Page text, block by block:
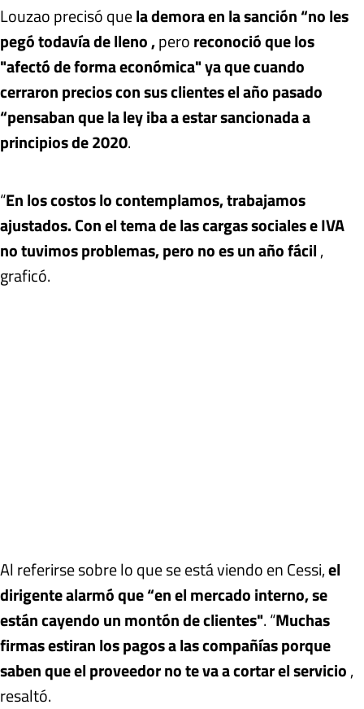
Louzao precisó quela demora en la sanción “no les
pegó todavía de lleno ,peroreconoció que los
"afectó de forma económica" ya que cuando
cerraron precios con sus clientes el año pasado
“pensaban que la ley iba a estar sancionada a
principios de 2020.
“En los costos lo contemplamos, trabajamos
ajustados. Con el tema de las cargas sociales e IVA
no tuvimos problemas, pero no es un año fácil,
graficó.
Al referirse sobre lo que se está viendo en Cessi,el
dirigente alarmó que “en el mercado interno, se
están cayendo un montón de clientes". “Muchas
firmas estiran los pagos a las compañías porque
saben que el proveedor no te va a cortar el servicio,
resaltó.